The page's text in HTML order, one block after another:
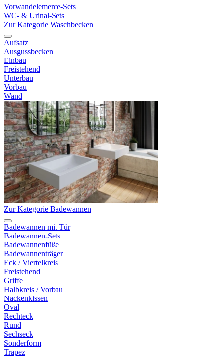
Vorwandelemente-Sets
WC- & Urinal-Sets
Zur Kategorie Waschbecken
Aufsatz
Ausgussbecken
Einbau
Freistehend
Unterbau
Vorbau
Wand
Zur Kategorie Badewannen
Badewannen mit Tür
Badewannen-Sets
Badewannenfüße
Badewannenträger
Eck / Viertelkreis
Freistehend
Griffe
Halbkreis / Vorbau
Nackenkissen
Oval
Rechteck
Rund
Sechseck
Sonderform
Trapez